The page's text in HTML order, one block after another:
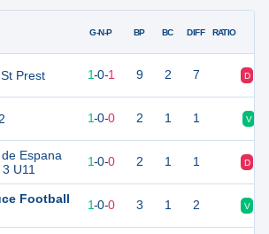
Prest
Espana
U11
Football
G-N-P BP BC DIFF RATIO
3 1-0-1 9 2 7 D
1-0-0 2 1 1 V
3 1 1-0-0 2 1 1 D
3 1 1-0-0 3 1 2 V